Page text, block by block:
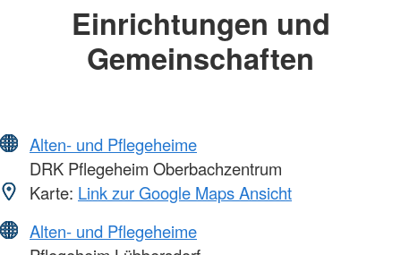
Einrichtungen und
Gemeinschaften
Alten- und Pflegeheime
DRK Pflegeheim Oberbachzentrum
Karte: Link zur Google Maps Ansicht
Alten- und Pflegeheime